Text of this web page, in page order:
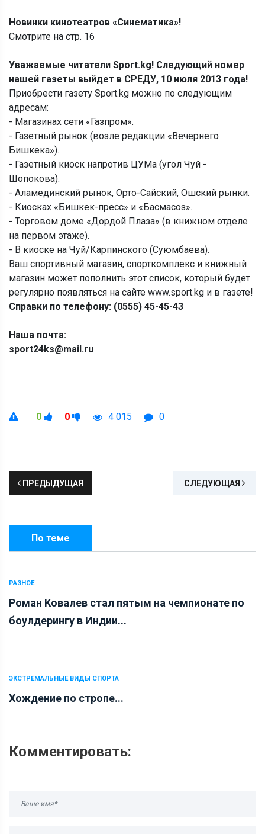
Новинки кинотеатров «Синематика»!
Смотрите на стр. 16
Уважаемые читатели Sport.kg! Следующий номер
нашей газеты выйдет в СРЕДУ, 10 июля 2013 года!
Приобрести газету Sport.kg можно по следующим
адресам:
- Магазинах сети «Газпром».
- Газетный рынок (возле редакции «Вечернего
Бишкека»).
- Газетный киоск напротив ЦУМа (угол Чуй -
Шопокова).
- Аламединский рынок, Орто-Сайский, Ошский рынки.
- Киосках «Бишкек-пресс» и «Басмасоз».
- Торговом доме «Дордой Плаза» (в книжном отделе
на первом этаже).
- В киоске на Чуй/Карпинского (Суюмбаева).
Ваш спортивный магазин, спорткомплекс и книжный
магазин может пополнить этот список, который будет
регулярно появляться на сайте www.sport.kg и в газете!
Справки по телефону: (0555) 45-45-43
Наша почта:
sport24ks@mail.ru
0 0 4 015 0
ПРЕДЫДУЩАЯ СЛЕДУЮЩАЯ
По теме
РАЗНОЕ
Роман Ковалев стал пятым на чемпионате по
боулдерингу в Индии...
ЭКСТРЕМАЛЬНЫЕ ВИДЫ СПОРТА
Хождение по стропе...
Комментировать: